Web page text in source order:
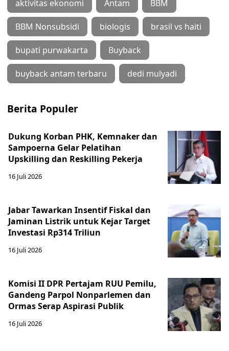
aktivitas ekonomi Antam BBM
BBM Nonsubsidi biologis brasil vs haiti
bupati purwakarta Buyback
buyback antam terbaru dedi mulyadi
Berita Populer
Dukung Korban PHK, Kemnaker dan
Sampoerna Gelar Pelatihan
Upskilling dan Reskilling Pekerja
16 Juli 2026
Jabar Tawarkan Insentif Fiskal dan
Jaminan Listrik untuk Kejar Target
Investasi Rp314 Triliun
16 Juli 2026
Komisi II DPR Pertajam RUU Pemilu,
Gandeng Parpol Nonparlemen dan
Ormas Serap Aspirasi Publik
16 Juli 2026